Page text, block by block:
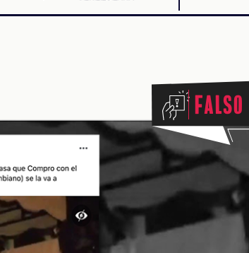
Falso